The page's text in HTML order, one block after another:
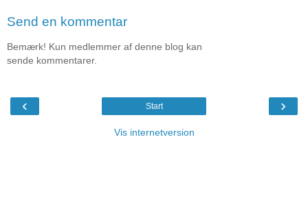
Send en kommentar
Bemærk! Kun medlemmer af denne blog kan
sende kommentarer.
‹ ›
Start
Vis internetversion